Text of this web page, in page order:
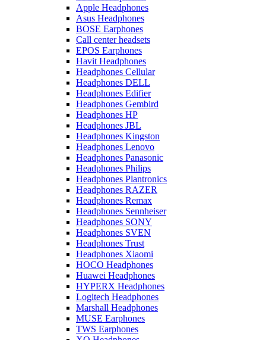
Apple Headphones
Asus Headphones
BOSE Earphones
Call center headsets
EPOS Earphones
Havit Headphones
Headphones Cellular
Headphones DELL
Headphones Edifier
Headphones Gembird
Headphones HP
Headphones JBL
Headphones Kingston
Headphones Lenovo
Headphones Panasonic
Headphones Philips
Headphones Plantronics
Headphones RAZER
Headphones Remax
Headphones Sennheiser
Headphones SONY
Headphones SVEN
Headphones Trust
Headphones Xiaomi
HOCO Headphones
Huawei Headphones
HYPERX Headphones
Logitech Headphones
Marshall Headphones
MUSE Earphones
TWS Earphones